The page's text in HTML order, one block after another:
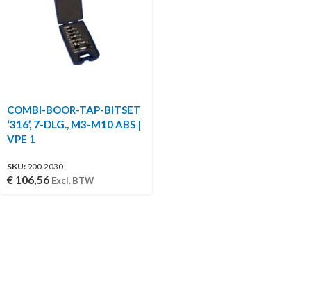
COMBI-BOOR-TAP-BITSET
‘316’, 7-DLG., M3-M10 ABS |
VPE 1
SKU: 900.2030
€ 106,56 Excl. BTW